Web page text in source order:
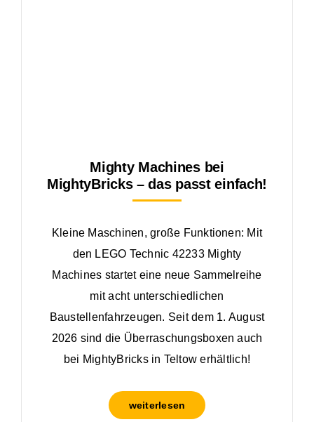
Mighty Machines bei
MightyBricks – das passt einfach!
Kleine Maschinen, große Funktionen: Mit
den LEGO Technic 42233 Mighty
Machines startet eine neue Sammelreihe
mit acht unterschiedlichen
Baustellenfahrzeugen. Seit dem 1. August
2026 sind die Überraschungsboxen auch
bei MightyBricks in Teltow erhältlich!
weiterlesen